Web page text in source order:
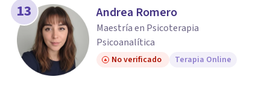
13 Andrea Romero
Maestría en Psicoterapia
Psicoanalítica
No verificado Terapia Online